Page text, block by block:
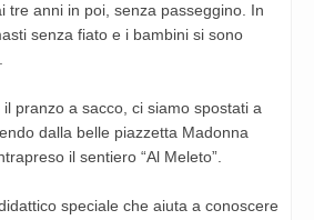
tre anni in poi, senza passeggino. In
senza fiato e i bambini si sono
pranzo a sacco, ci siamo spostati a
dalla belle piazzetta Madonna
il sentiero “Al Meleto”.
speciale che aiuta a conoscere